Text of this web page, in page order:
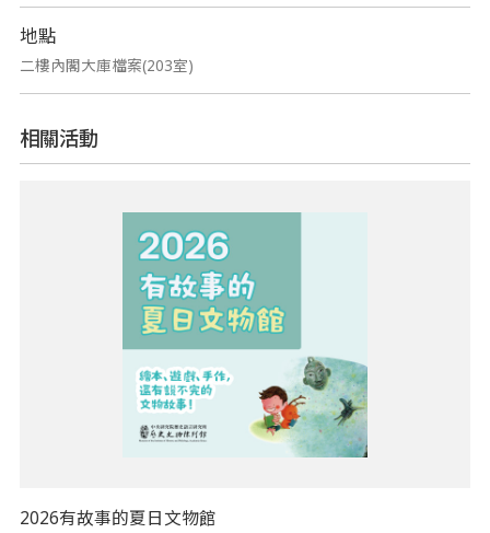
地點
二樓內閣大庫檔案(203室)
相關活動
2026有故事的夏日文物館